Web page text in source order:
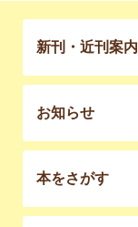
新刊・近刊案内
お知らせ
本をさがす